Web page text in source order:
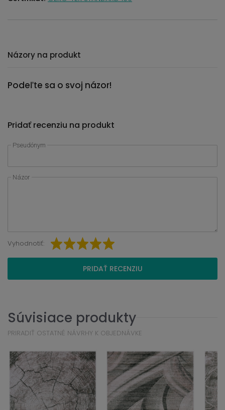
Názory na produkt
Podeľte sa o svoj názor!
Pridať recenziu na produkt
Pseudónym
Názor
Vyhodnotiť:
PRIDAŤ RECENZIU
Súvisiace produkty
PRIRADIŤ OSTATNÉ NÁVRHY K OBJEDNÁVKE